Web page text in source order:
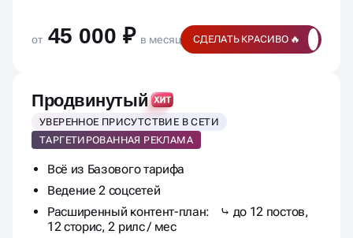
от 45 000 ₽ в месяц СДЕЛАТЬ КРАСИВО 🔥
Продвинутый
УВЕРЕННОЕ ПРИСУТСТВИЕ В СЕТИ
ТАРГЕТИРОВАННАЯ РЕКЛАМА
Всё из Базового тарифа
Ведение 2 соцсетей
Расширенный контент-план: ⤷ до 12 постов,
12 сторис, 2 рилс / мес